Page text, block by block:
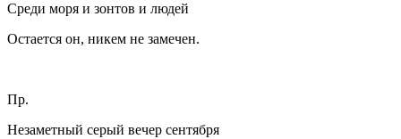
Среди моря и зонтов и людей
Остается он, никем не замечен.
Пр.
Незаметный серый вечер сентября